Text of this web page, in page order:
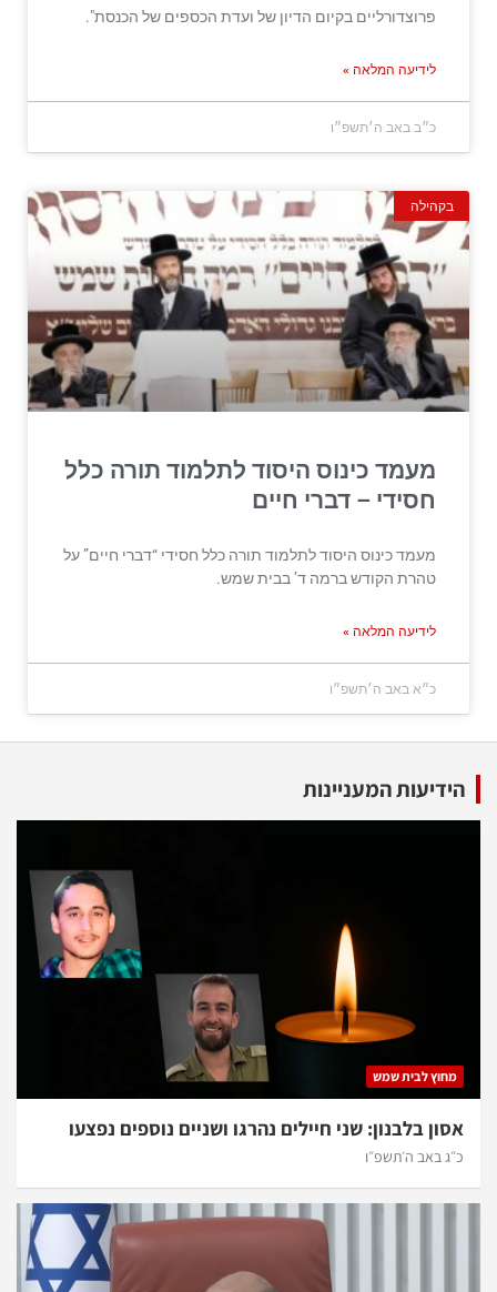
פרוצדורליים בקיום הדיון של ועדת הכספים של הכנסת".
לידיעה המלאה »
כ״ב באב ה׳תשפ״ו
בקהילה
מעמד כינוס היסוד לתלמוד תורה כלל
חסידי – דברי חיים
מעמד כינוס היסוד לתלמוד תורה כלל חסידי “דברי חיים” על
טהרת הקודש ברמה ד’ בבית שמש.
לידיעה המלאה »
כ״א באב ה׳תשפ״ו
הידיעות המעניינות
מחוץ לבית שמש
אסון בלבנון: שני חיילים נהרגו ושניים נוספים נפצעו
כ״ג באב ה׳תשפ״ו